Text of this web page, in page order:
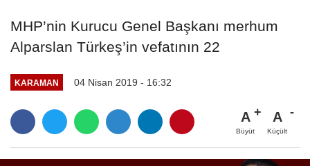
MHP’nin Kurucu Genel Başkanı merhum
Alparslan Türkeş’in vefatının 22
KARAMAN 04 Nisan 2019 - 16:32
A
Büyüt
A
Küçült